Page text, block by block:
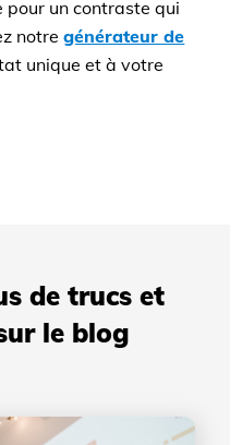
pour un contraste qui
notregénérateur de
unique et à votre
de trucs et
le blog
comment votre